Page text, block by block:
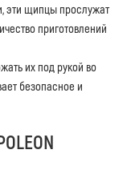
эти щипцы прослужат
приготовлений
их под рукой во
безопасное и